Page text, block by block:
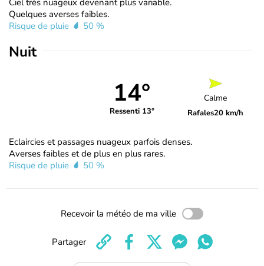
Quelques averses faibles.
Risque de pluie
50 %
Nuit
14°
Ressenti 13°
Calme
Rafales20 km/h
Eclaircies et passages nuageux parfois denses.
Averses faibles et de plus en plus rares.
Risque de pluie
50 %
Recevoir la météo de ma ville
Partager